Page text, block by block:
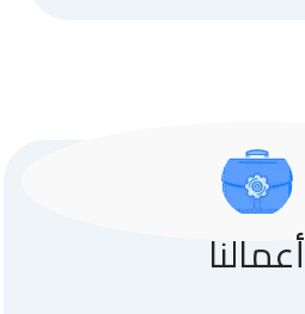
أعمالنا